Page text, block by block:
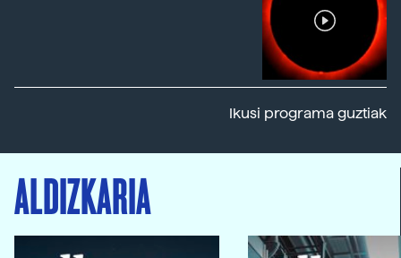
Ikusi programa guztiak
ALDIZKARIA